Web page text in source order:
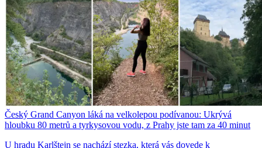
Český Grand Canyon láká na velkolepou podívanou: Ukrývá
hloubku 80 metrů a tyrkysovou vodu, z Prahy jste tam za 40 minut
U hradu Karlštejn se nachází stezka, která vás dovede k